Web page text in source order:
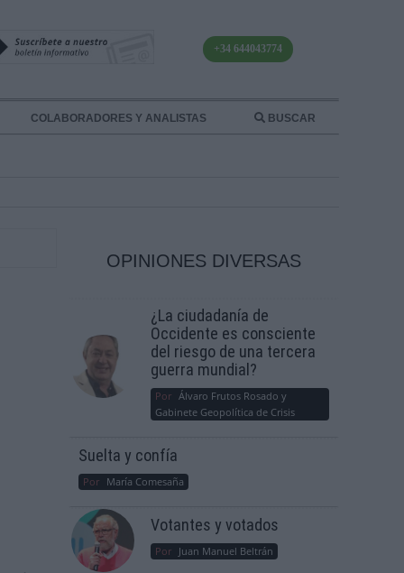
+34 644043774
COLABORADORES Y ANALISTAS BUSCAR
OPINIONES DIVERSAS
¿La ciudadanía de
Occidente es consciente
del riesgo de una tercera
guerra mundial?
Por Álvaro Frutos Rosado y
Gabinete Geopolítica de Crisis
Suelta y confía
Por María Comesaña
Votantes y votados
Por Juan Manuel Beltrán